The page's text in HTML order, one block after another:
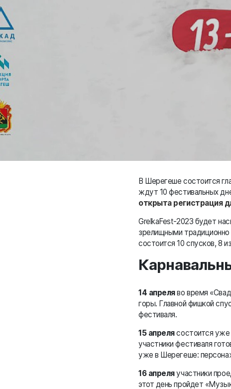
В Шерегеше состоится
ждут 10 фестивальных
открыта регистрация
GrelkaFest-2023 будет
зрелищными
состоится 10 спусков, 8
14 апреляво время
горы. Главной фишкой
фестиваля.
15 апрелясостоится уже
участники фестиваля
уже в Шерегеше:
16 апреляучастники
этот день пройдет